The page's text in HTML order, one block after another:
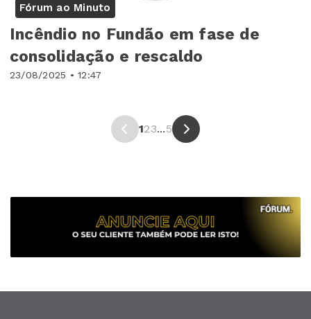
Fórum ao Minuto
23/08/2025 • 12:47
Incêndio no Fundão em fase de
consolidação e rescaldo
123...5